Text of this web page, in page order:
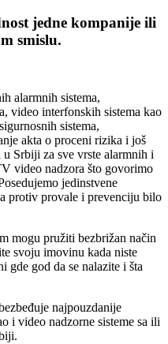
jedne kompanije ili
smislu.
alarmnih sistema,
video interfonskih sistema kao
sistema,
akta o proceni rizika i još
Srbiji za sve vrste alarmnih i
video nadzora što govorimo
jedinstvene
protiv provale i prevenciju bilo
mogu pružiti bezbrižan način
svoju imovinu kada niste
gde god da se nalazite i šta
najpouzdanije
i video nadzorne sisteme sa ili